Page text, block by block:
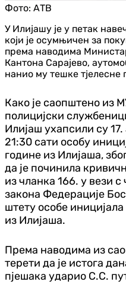
Фото: АТВ
У Илијашу је у петак
који је осумњичен за
према наводима
Кантона Сарајево,
нанио му тешке
Како је саопштено из
полицијски
Илијаш ухапсили су
21:30 сати особу
године из Илијаша,
да је починила
из чланка 166. у вези
закона Федерације
штету особе
из Илијаша.
Према наводима из
терети да је истога
пјешака ударио С.С.